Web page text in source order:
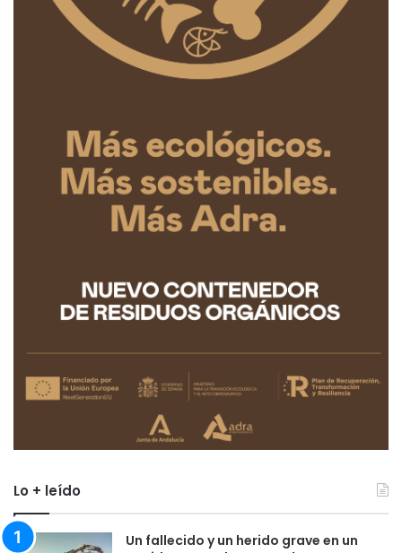
Lo + leído
Un fallecido y un herido grave en un